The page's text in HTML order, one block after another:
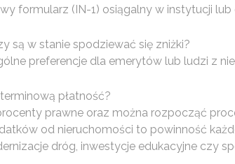
formularz (IN-1) osiągalny w instytucji
są w stanie spodziewać się zniżki?
preferencje dla emerytów lub ludzi z
płatność?
prawne oraz można rozpocząć
od nieruchomości to powinność
dróg, inwestycje edukacyjne czy